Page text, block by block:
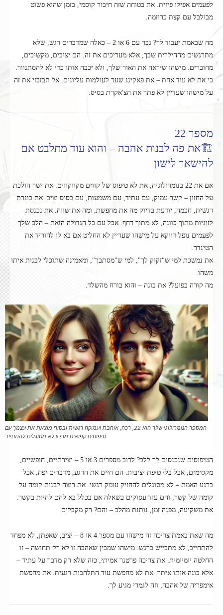
לפעמים אפילו פיזית. את בטוחה שזה חיבור קוסמי, בזמן שהוא פשוט
מבולבל עם קצת כריזמה.
מה שבאמת יעבוד לך? גבר עם 6 או 2 – כאלה שמדברים רגש, שלא
מתרגשים מההילרית שבך, אלא מעריכים את זה. הם יציבים, מקשיבים,
מחוברים. מישהו שיראה את האור שלך, ולא יכבה אותו כדי לא להסתנוור.
כי את לא עוד אחת – את פאקינג שער לעולמות עליונים. אל תבזבזי את זה
על מישהו שעדיין לא פתר את הצ'אקרת בסיס.
מספר 22
🏗️את פה לבנות אהבה – והוא עוד מתלבט אם
להישאר לישון
אם את 22 בנומרולוגיה, את לא טיפוס של קווים מקווקווים. את ישר הולכת
על החזון – קשר עמוק, עם עתיד, עם משמעות, עם בסיס יציב. את בוגרת
רגשית, חכמה, יודעת בדיוק מה את מחפשת, ומה את שווה. את נכנסת
לזוגיות מתוך כוונה, לא מתוך דחף. אבל עם כל הגדולה הזאת – הלב שלך
לפעמים נופל דווקא על מישהו שעדיין לא החליט אם בא לו להוריד את
הטינדר.
את נמשכת למי ש"זקוק לך", למי ש"מסתבך", ומאמינה שתוכלי לבנות איתו
משהו.
מה קורה בפועל? את בונה – והוא בורח מהשלד.
המספר הנומרולוגי שלך הוא 22, רכה, אוהבת ועמוקה רגשית ובסוף מוצאת את עצמך עם
טיפוסים קפואים מדי שלא מסוגלים להתחייב
הטיפוסים שנכנסים לך ללב? לרוב מספרים 3 או 5 – יצירתיים, חופשיים,
מקסימים, אבל בלי טיפת יציבות. הם חיים את הרגע, מדברים יפה, אבל
ברגע האמת – לא מסוגלים להחזיק עומק רגשי. את רוצה לבנות קומה על
קומה של קשר, והם עוד עסוקים בשאלה אם בכלל בא להם להיות בקשר.
את משקיעה, מפנה זמן, נותנת מהלב – והם? רק מקבלים.
מה שאת באמת צריכה זה מישהו עם מספר 4 או 8 – יציב, שאפתן, לא מפחד
להתחייב, לא מתבייש ברגש. מישהו שמבין שאהבה זו לא רק תחושה – זו
החלטה יומיומית. את צריכה פרטנר אמיתי, כזה שלא רק מדבר על עתיד –
אלא בונה אותו איתך. את לא מחפשת עוד התלהבות רגעית. את מחפשת
אימפריה של אהבה, וזה לגמרי מגיע לך.